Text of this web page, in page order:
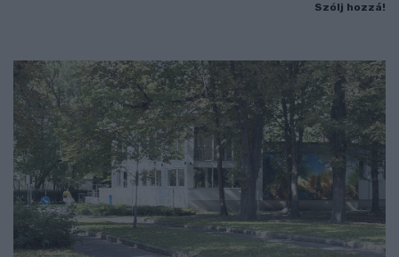
Szólj hozzá!